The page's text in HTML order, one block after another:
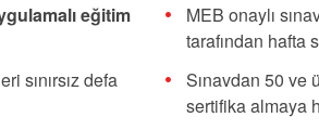
eğitim
sınırsız defa
MEB onaylı
tarafından hafta
Sınavdan 50 ve
sertifika almaya